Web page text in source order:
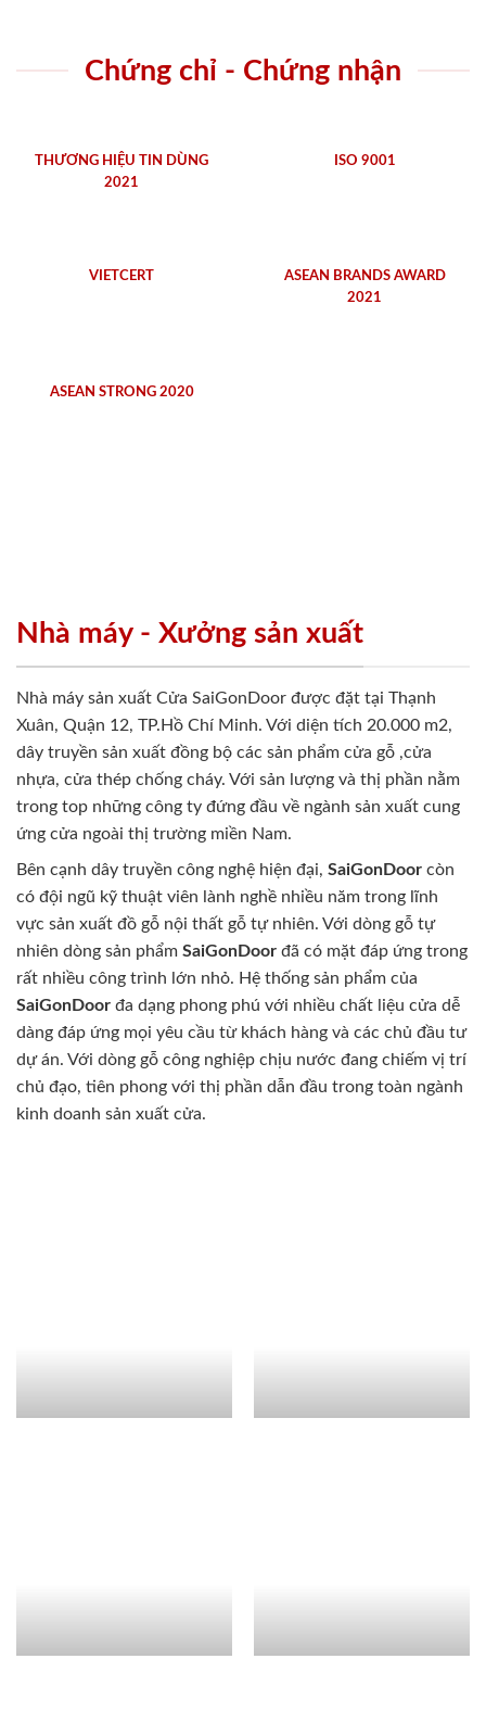
Chứng chỉ - Chứng nhận
THƯƠNG HIỆU TIN DÙNG
2021
ISO 9001
VIETCERT
ASEAN BRANDS AWARD
2021
ASEAN STRONG 2020
Nhà máy - Xưởng sản xuất
Nhà máy sản xuất Cửa SaiGonDoor được đặt tại Thạnh
Xuân, Quận 12, TP.Hồ Chí Minh. Với diện tích 20.000 m2,
dây truyền sản xuất đồng bộ các sản phẩm cửa gỗ ,cửa
nhựa, cửa thép chống cháy. Với sản lượng và thị phần nằm
trong top những công ty đứng đầu về ngành sản xuất cung
ứng cửa ngoài thị trường miền Nam.
Bên cạnh dây truyền công nghệ hiện đại, SaiGonDoor còn
có đội ngũ kỹ thuật viên lành nghề nhiều năm trong lĩnh
vực sản xuất đồ gỗ nội thất gỗ tự nhiên. Với dòng gỗ tự
nhiên dòng sản phẩm SaiGonDoor đã có mặt đáp ứng trong
rất nhiều công trình lớn nhỏ. Hệ thống sản phẩm của
SaiGonDoor đa dạng phong phú với nhiều chất liệu cửa dễ
dàng đáp ứng mọi yêu cầu từ khách hàng và các chủ đầu tư
dự án. Với dòng gỗ công nghiệp chịu nước đang chiếm vị trí
chủ đạo, tiên phong với thị phần dẫn đầu trong toàn ngành
kinh doanh sản xuất cửa.